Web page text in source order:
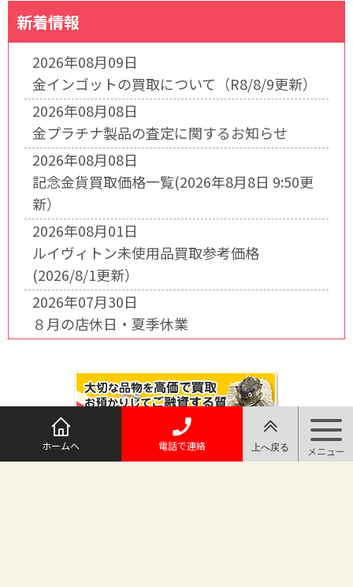
新着情報
2026年08月09日
金インゴットの買取について（R8/8/9更新）
2026年08月08日
金プラチナ製品の査定に関するお知らせ
2026年08月08日
記念金貨買取価格一覧(2026年8月8日 9:50更
新）
2026年08月01日
ルイヴィトン未使用品買取参考価格
(2026/8/1更新）
2026年07月30日
８月の店休日・夏季休業
ホームへ 電話で連絡